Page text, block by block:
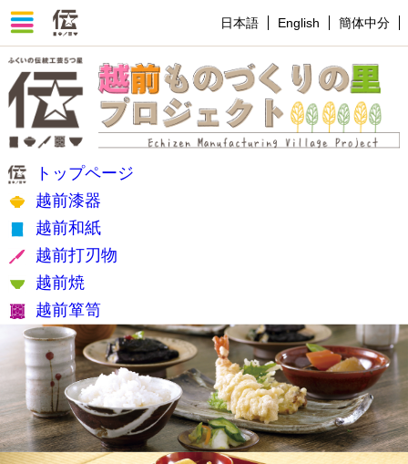
日本語 English 簡体中分
トップページ
越前漆器
越前和紙
越前打刃物
越前焼
越前箪笥